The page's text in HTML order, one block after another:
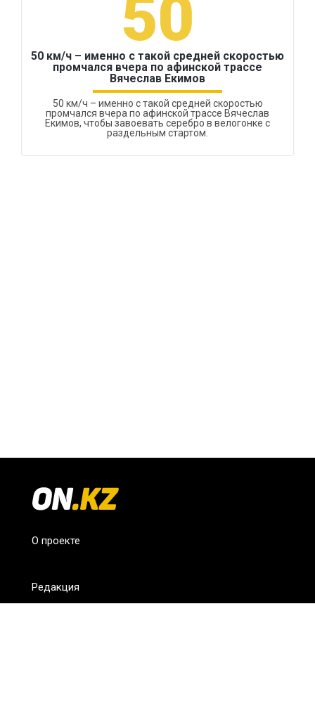
50
50 км/ч – именно с такой средней скоростью
промчался вчера по афинской трассе
Вячеслав Екимов
50 км/ч – именно с такой средней скоростью
промчался вчера по афинской трассе Вячеслав
Екимов, чтобы завоевать серебро в велогонке с
раздельным стартом.
О проекте
Редакция